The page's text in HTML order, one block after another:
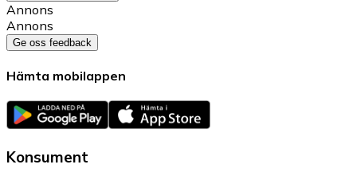
Annons
Annons
Ge oss feedback
Hämta mobilappen
Konsument